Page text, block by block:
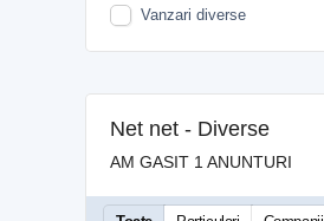
Vanzari diverse
Net net - Diverse
AM GASIT 1 ANUNTURI